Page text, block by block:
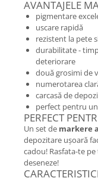
AVANTAJELE
pigmentare
uscare rapidă
rezistent la pete
durabilitate -
deteriorare
două grosimi de
numerotarea
carcasă de
perfect pentru
PERFECT
Un set de markere
depozitare ușoară
cadou! Rasfata-te
deseneze!
CARACTERISTICI